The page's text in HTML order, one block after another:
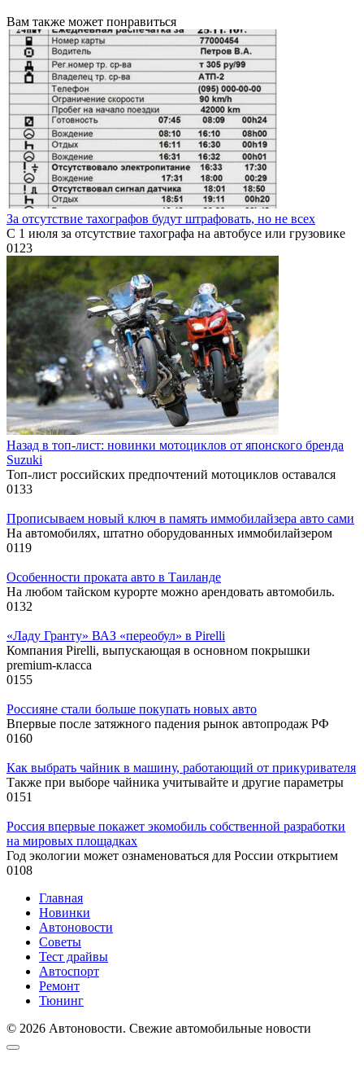
Вам также может понравиться
За отсутствие тахографов будут штрафовать, но не всех
С 1 июля за отсутствие тахографа на автобусе или грузовике
0123
Назад в топ-лист: новинки мотоциклов от японского бренда
Suzuki
Топ-лист российских предпочтений мотоциклов оставался
0133
Прописываем новый ключ в память иммобилайзера авто сами
На автомобилях, штатно оборудованных иммобилайзером
0119
Особенности проката авто в Таиланде
На любом тайском курорте можно арендовать автомобиль.
0132
«Ладу Гранту» ВАЗ «переобул» в Pirelli
Компания Pirelli, выпускающая в основном покрышки
premium-класса
0155
Россияне стали больше покупать новых авто
Впервые после затяжного падения рынок автопродаж РФ
0160
Как выбрать чайник в машину, работающий от прикуривателя
Также при выборе чайника учитывайте и другие параметры
0151
Россия впервые покажет экомобиль собственной разработки
на мировых площадках
Год экологии может ознаменоваться для России открытием
0108
Главная
Новинки
Автоновости
Советы
Тест драйвы
Автоспорт
Ремонт
Тюнинг
© 2026 Автоновости. Свежие автомобильные новости